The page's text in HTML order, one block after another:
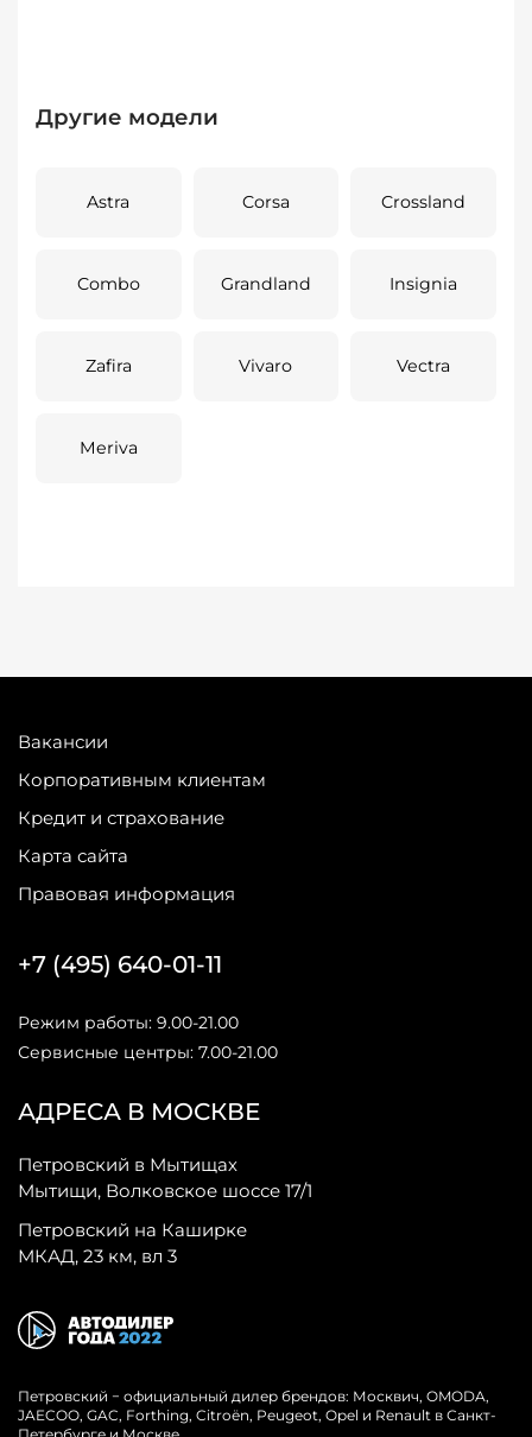
Другие модели
Astra Corsa Crossland
Combo Grandland Insignia
Zafira Vivaro Vectra
Meriva
Вакансии
Корпоративным клиентам
Кредит и страхование
Карта сайта
Правовая информация
АДРЕСА В МОСКВЕ
Петровский в Мытищах
Мытищи, Волковское шоссе 17/1
Петровский на Каширке
МКАД, 23 км, вл 3
+7 (495) 640-01-11
Режим работы: 9.00-21.00
Сервисные центры: 7.00-21.00
Петровский − официальный дилер брендов: Москвич, OMODA,
JAECOO, GAC, Forthing, Citroёn, Peugeot, Opel и Renault в Санкт-